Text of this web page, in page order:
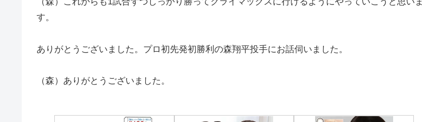
す。
ありがとうございました。プロ初先発初勝利の森翔平投手にお話伺いました。
（森）ありがとうございました。